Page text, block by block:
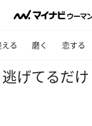
る 磨く 恋する
逃げてるだけ